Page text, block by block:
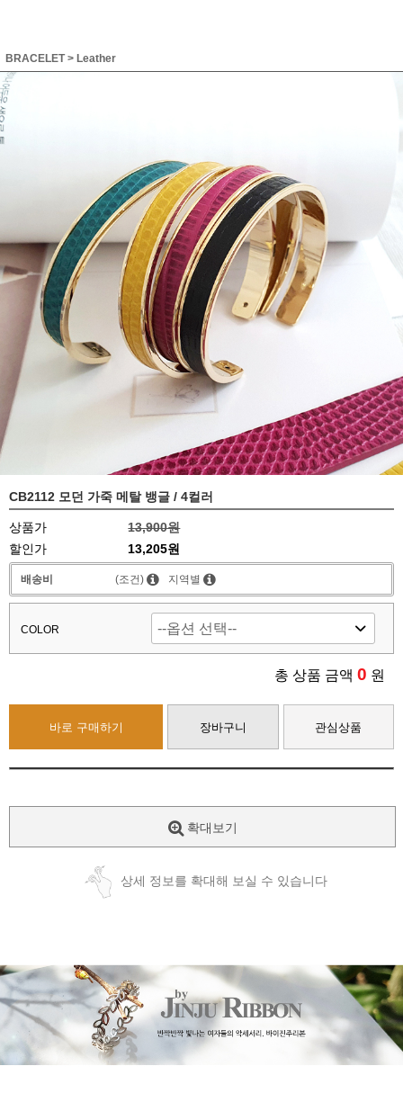
BRACELET> Leather
CB2112 모던 가죽 메탈 뱅글 / 4컬러
상품가
13,900원
할인가
13,205원
배송비 (조건) 지역별
COLOR
총 상품 금액 0 원
바로 구매하기 장바구니 관심상품
확대보기
상세 정보를 확대해 보실 수 있습니다